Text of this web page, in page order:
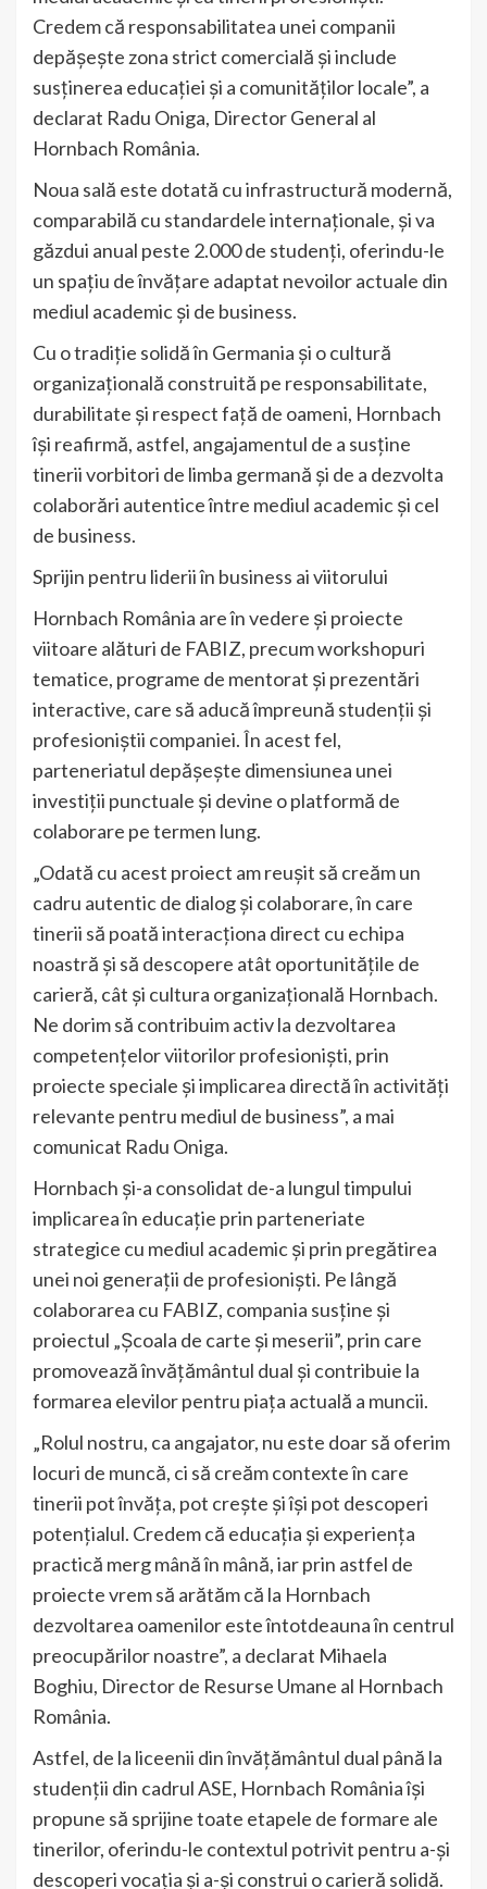
Credem că responsabilitatea unei companii
depășește zona strict comercială și include
susținerea educației și a comunităților locale”, a
declarat Radu Oniga, Director General al
Hornbach România.
Noua sală este dotată cu infrastructură modernă,
comparabilă cu standardele internaționale, și va
găzdui anual peste 2.000 de studenți, oferindu-le
un spațiu de învățare adaptat nevoilor actuale din
mediul academic și de business.
Cu o tradiție solidă în Germania și o cultură
organizațională construită pe responsabilitate,
durabilitate și respect față de oameni, Hornbach
își reafirmă, astfel, angajamentul de a susține
tinerii vorbitori de limba germană și de a dezvolta
colaborări autentice între mediul academic și cel
de business.
Sprijin pentru liderii în business ai viitorului
Hornbach România are în vedere și proiecte
viitoare alături de FABIZ, precum workshopuri
tematice, programe de mentorat și prezentări
interactive, care să aducă împreună studenții și
profesioniștii companiei. În acest fel,
parteneriatul depășește dimensiunea unei
investiții punctuale și devine o platformă de
colaborare pe termen lung.
„Odată cu acest proiect am reușit să creăm un
cadru autentic de dialog și colaborare, în care
tinerii să poată interacționa direct cu echipa
noastră și să descopere atât oportunitățile de
carieră, cât și cultura organizațională Hornbach.
Ne dorim să contribuim activ la dezvoltarea
competențelor viitorilor profesioniști, prin
proiecte speciale și implicarea directă în activități
relevante pentru mediul de business”, a mai
comunicat Radu Oniga.
Hornbach și-a consolidat de-a lungul timpului
implicarea în educație prin parteneriate
strategice cu mediul academic și prin pregătirea
unei noi generații de profesioniști. Pe lângă
colaborarea cu FABIZ, compania susține și
proiectul „Școala de carte și meserii”, prin care
promovează învățământul dual și contribuie la
formarea elevilor pentru piața actuală a muncii.
„Rolul nostru, ca angajator, nu este doar să oferim
locuri de muncă, ci să creăm contexte în care
tinerii pot învăța, pot crește și își pot descoperi
potențialul. Credem că educația și experiența
practică merg mână în mână, iar prin astfel de
proiecte vrem să arătăm că la Hornbach
dezvoltarea oamenilor este întotdeauna în centrul
preocupărilor noastre”, a declarat Mihaela
Boghiu, Director de Resurse Umane al Hornbach
România.
Astfel, de la liceenii din învățământul dual până la
studenții din cadrul ASE, Hornbach România își
propune să sprijine toate etapele de formare ale
tinerilor, oferindu-le contextul potrivit pentru a-și
descoperi vocația și a-și construi o carieră solidă.